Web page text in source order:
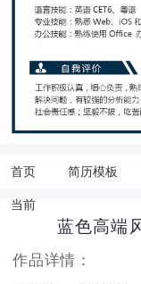
首页 简历模板
当前
蓝色高端
作品详情：